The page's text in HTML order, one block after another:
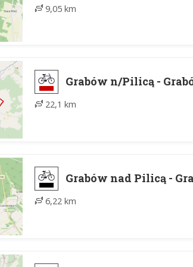
9,05 km
Grabów n/Pilicą -
22,1 km
Grabów nad Pilicą -
6,22 km